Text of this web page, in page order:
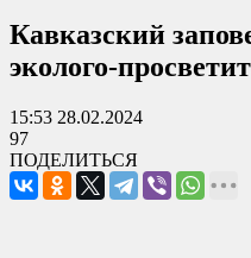
Кавказский
эколого-
15:53 28.02.2024
97
ПОДЕЛИТЬСЯ